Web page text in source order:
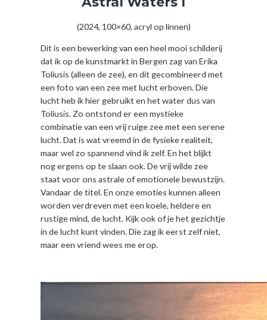
(2024, 100×60, acryl op linnen)
Dit is een bewerking van een heel mooi schilderij
dat ik op de kunstmarkt in Bergen zag van Erika
Toliusis (alleen de zee), en dit gecombineerd met
een foto van een zee met lucht erboven. Die
lucht heb ik hier gebruikt en het water dus van
Toliusis. Zo ontstond er een mystieke
combinatie van een vrij ruige zee met een serene
lucht. Dat is wat vreemd in de fysieke realiteit,
maar wel zo spannend vind ik zelf. En het blijkt
nog ergens op te slaan ook. De vrij wilde zee
staat voor ons astrale of emotionele bewustzijn.
Vandaar de titel. En onze emoties kunnen alleen
worden verdreven met een koele, heldere en
rustige mind, de lucht. Kijk ook of je het gezichtje
in de lucht kunt vinden. Die zag ik eerst zelf niet,
maar een vriend wees me erop.